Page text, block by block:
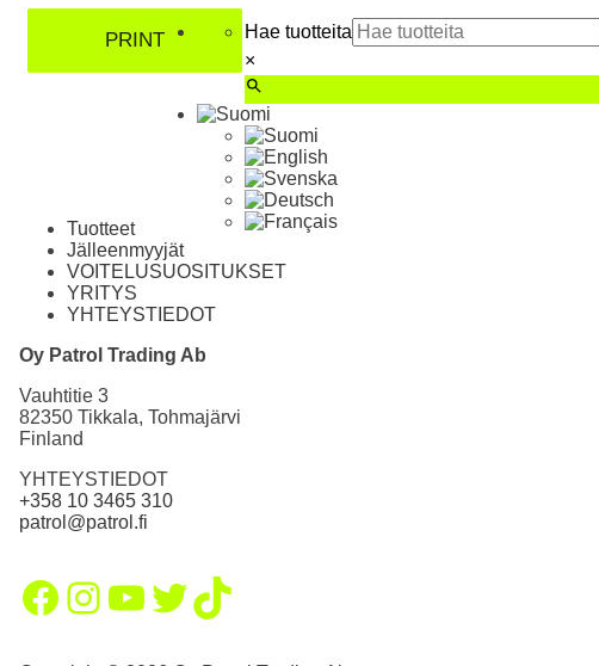
Hae tuotteita
×
PRINT
Tuotteet
Jälleenmyyjät
VOITELUSUOSITUKSET
YRITYS
YHTEYSTIEDOT
Oy Patrol Trading Ab
Vauhtitie 3
82350 Tikkala, Tohmajärvi
Finland
YHTEYSTIEDOT
+358 10 3465 310
patrol@patrol.fi
Facebook
Instagram
YouTube
Twitter
TikTok